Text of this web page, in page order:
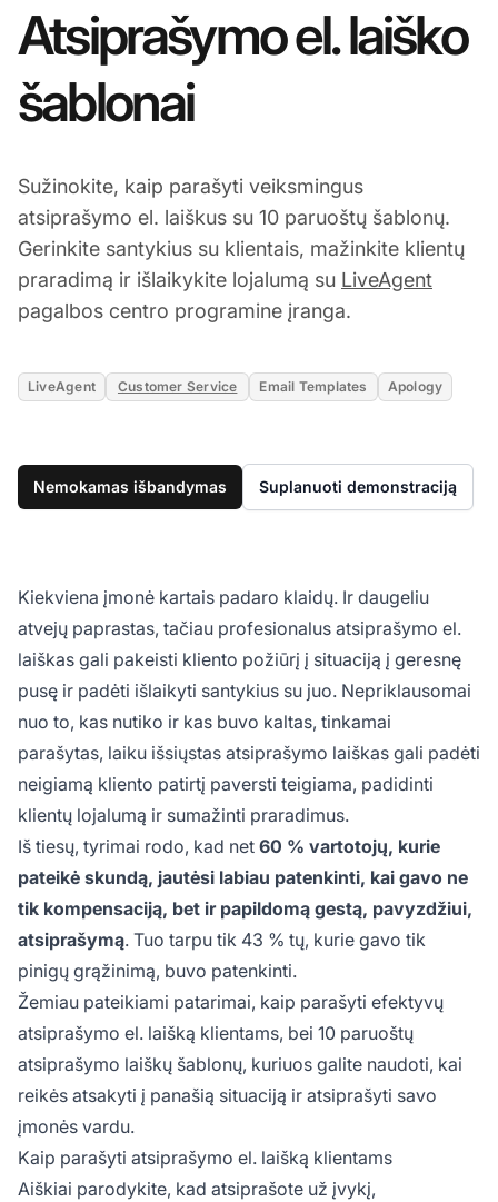
Atsiprašymo el. laiško
šablonai
Sužinokite, kaip parašyti veiksmingus
atsiprašymo el. laiškus su 10 paruoštų šablonų.
Gerinkite santykius su klientais, mažinkite klientų
praradimą ir išlaikykite lojalumą su LiveAgent
pagalbos centro programine įranga.
LiveAgent Customer Service Email Templates Apology
Nemokamas išbandymas Suplanuoti demonstraciją
Kiekviena įmonė kartais padaro klaidų. Ir daugeliu
atvejų paprastas, tačiau profesionalus atsiprašymo el.
laiškas gali pakeisti kliento požiūrį į situaciją į geresnę
pusę ir padėti išlaikyti santykius su juo. Nepriklausomai
nuo to, kas nutiko ir kas buvo kaltas, tinkamai
parašytas, laiku išsiųstas atsiprašymo laiškas gali padėti
neigiamą kliento patirtį paversti teigiama, padidinti
klientų lojalumą ir sumažinti praradimus.
Iš tiesų, tyrimai rodo, kad net 60 % vartotojų, kurie
pateikė skundą, jautėsi labiau patenkinti, kai gavo ne
tik kompensaciją, bet ir papildomą gestą, pavyzdžiui,
atsiprašymą. Tuo tarpu tik 43 % tų, kurie gavo tik
pinigų grąžinimą, buvo patenkinti.
Žemiau pateikiami patarimai, kaip parašyti efektyvų
atsiprašymo el. laišką klientams, bei 10 paruoštų
atsiprašymo laiškų šablonų, kuriuos galite naudoti, kai
reikės atsakyti į panašią situaciją ir atsiprašyti savo
įmonės vardu.
Kaip parašyti atsiprašymo el. laišką klientams
Aiškiai parodykite, kad atsiprašote už įvykį,